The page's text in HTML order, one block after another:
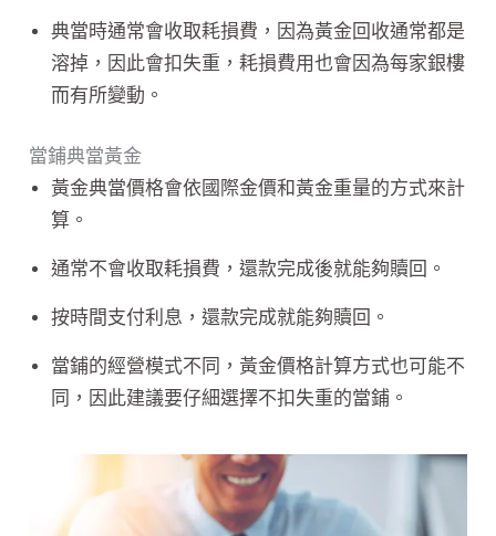
典當時通常會收取耗損費，因為黃金回收通常都是
溶掉，因此會扣失重，耗損費用也會因為每家銀樓
而有所變動。
當鋪典當黃金
黃金典當價格會依國際金價和黃金重量的方式來計
算。
通常不會收取耗損費，還款完成後就能夠贖回。
按時間支付利息，還款完成就能夠贖回。
當鋪的經營模式不同，黃金價格計算方式也可能不
同，因此建議要仔細選擇不扣失重的當鋪。